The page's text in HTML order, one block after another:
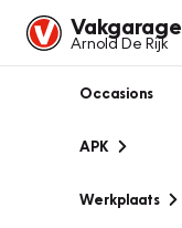
Vakgarage
Arnold De Rijk
Occasions
APK
Werkplaats